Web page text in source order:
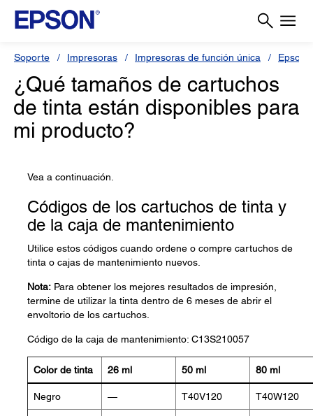
Soporte Impresoras Impresoras de función única Epson
¿Qué tamaños de cartuchos
de tinta están disponibles para
mi producto?
Vea a continuación.
Códigos de los cartuchos de tinta y
de la caja de mantenimiento
Utilice estos códigos cuando ordene o compre cartuchos de
tinta o cajas de mantenimiento nuevos.
Nota: Para obtener los mejores resultados de impresión,
termine de utilizar la tinta dentro de 6 meses de abrir el
envoltorio de los cartuchos.
Código de la caja de mantenimiento: C13S210057
Color de tinta 26 ml 50 ml 80 ml
Negro — T40V120 T40W120